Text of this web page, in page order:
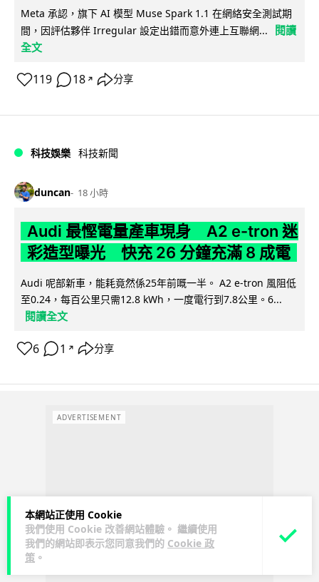
本網站正使用 Cookie
我們使用 Cookie 改善網站體驗。 繼續使用
我們的網站即表示您同意我們的 Cookie 政
策 。
Meta 承認，旗下 AI 模型 Muse Spark 1.1 在網絡安全測試期
間，因評估夥伴 Irregular 設定出錯而意外連上互聯網...
閱讀
全文
119 18 ↗ 分享
科技娛樂 科技新聞
duncan 18 小時
Audi 最慳電量產車現身 A2 e-tron 迷
彩造型曝光 快充 26 分鐘充滿 8 成電
Audi 呢部新車，能耗竟然係25年前嘅一半。 A2 e-tron 風阻低
至0.24，每百公里只需12.8 kWh，一度電行到7.8公里。6...
閱讀全文
6 1 ↗ 分享
ADVERTISEMENT